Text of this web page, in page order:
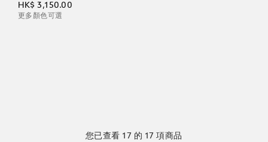
HK$ 3,150.00
更多顏色可選
您已查看 17 的 17 項商品